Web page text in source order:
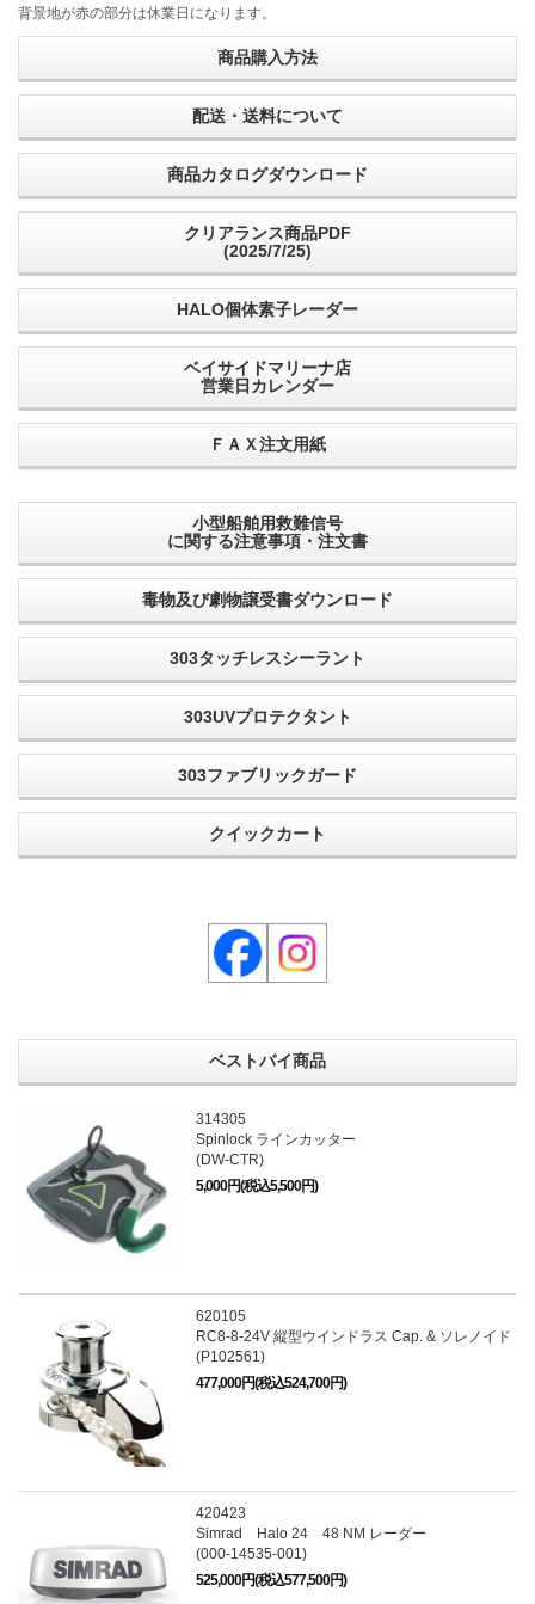
背景地が赤の部分は休業日になります。
商品購入方法
配送・送料について
商品カタログダウンロード
クリアランス商品PDF
(2025/7/25)
HALO個体素子レーダー
ベイサイドマリーナ店
営業日カレンダー
ＦＡＸ注文用紙
小型船舶用救難信号
に関する注意事項・注文書
毒物及び劇物譲受書ダウンロード
303タッチレスシーラント
303UVプロテクタント
303ファブリックガード
クイックカート
ベストバイ商品
314305
Spinlock ラインカッター
(DW-CTR)
5,000円(税込5,500円)
620105
RC8-8-24V 縦型ウインドラス Cap. & ソレノイド
(P102561)
477,000円(税込524,700円)
420423
Simrad Halo 24 48 NM レーダー
(000-14535-001)
525,000円(税込577,500円)